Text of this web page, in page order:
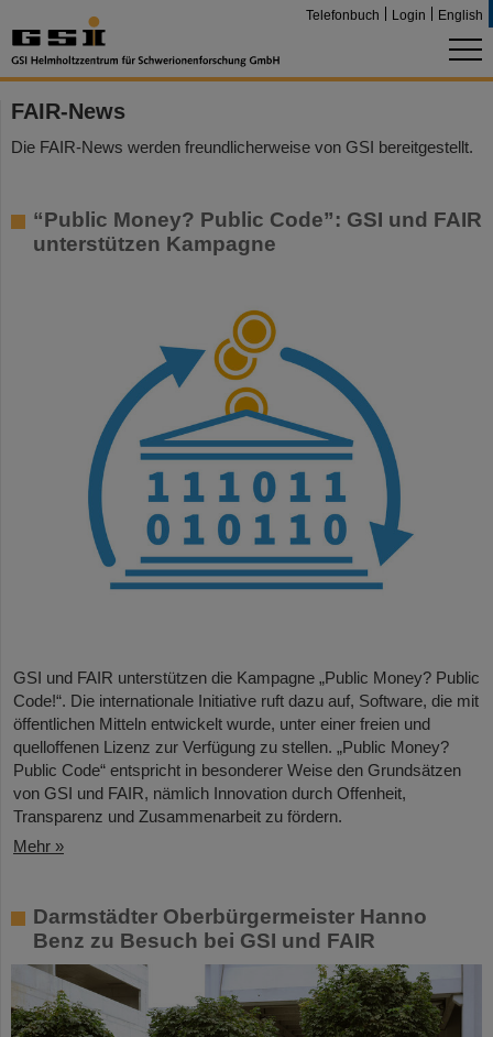
Telefonbuch Login English
FAIR-News
Die FAIR-News werden freundlicherweise von GSI bereitgestellt.
“Public Money? Public Code”: GSI und FAIR
unterstützen Kampagne
GSI und FAIR unterstützen die Kampagne „Public Money? Public
Code!“. Die internationale Initiative ruft dazu auf, Software, die mit
öffentlichen Mitteln entwickelt wurde, unter einer freien und
quelloffenen Lizenz zur Verfügung zu stellen. „Public Money?
Public Code“ entspricht in besonderer Weise den Grundsätzen
von GSI und FAIR, nämlich Innovation durch Offenheit,
Transparenz und Zusammenarbeit zu fördern.
Mehr »
Darmstädter Oberbürgermeister Hanno
Benz zu Besuch bei GSI und FAIR